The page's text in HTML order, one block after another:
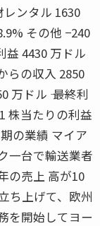
レンタル 1630
その他 −240
益 4430 万ドル
らの収入 2850
ドル ―― 最終利
株当たりの利益
の業績 マイア
一台で輸送業者
の売上 高が10
ち上げて、欧州
を開始してヨー